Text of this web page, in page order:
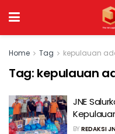
Home Tag kepulauan
Tag: kepulauan
JNE
BY REDAKSI